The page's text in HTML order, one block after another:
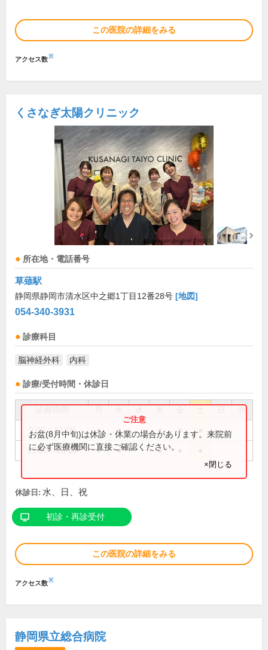
この医院の詳細をみる
アクセス数※
くさなぎ太陽クリニック
所在地・電話番号
草薙駅
静岡県静岡市清水区中之郷1丁目12番28号 [地図]
054-340-3931
診療科目
脳神経外科 内科
診療/受付時間・休診日
祝
9:00～12:00 ● ● ● ●
15:00～18:00 ● ● ●
お盆(8月中旬)は休診・休業の場合があります。来院前
に必ず医療機関に直接ご確認ください。
×閉じる
休診日: 水、日、祝
初診・再診受付
この医院の詳細をみる
アクセス数※
静岡県立総合病院